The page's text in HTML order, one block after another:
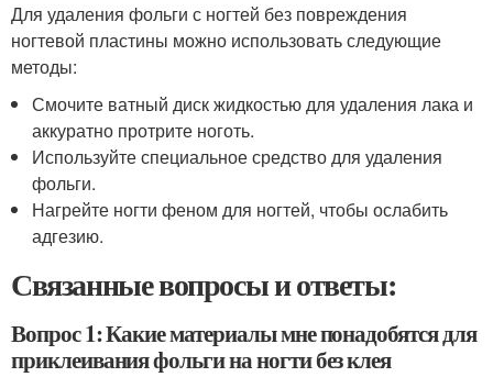
Для удаления фольги с ногтей без повреждения
ногтевой пластины можно использовать следующие
методы:
Смочите ватный диск жидкостью для удаления лака и
аккуратно протрите ноготь.
Используйте специальное средство для удаления
фольги.
Нагрейте ногти феном для ногтей, чтобы ослабить
адгезию.
Связанные вопросы и ответы:
Вопрос 1: Какие материалы мне понадобятся для
приклеивания фольги на ногти без клея